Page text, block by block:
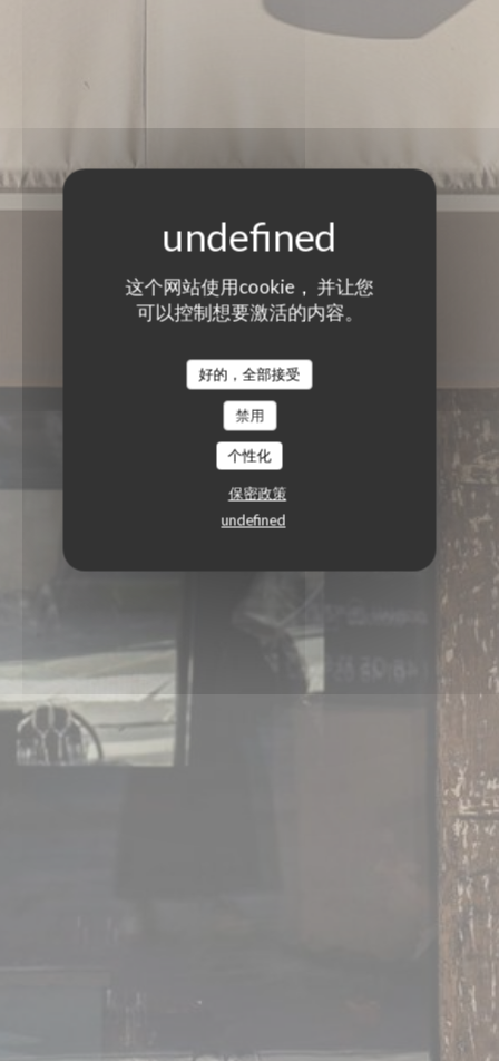
这个网站使用cookie， 并让您
可以控制想要激活的内容。
好的，全部接受
禁用
个性化
保密政策
undefined